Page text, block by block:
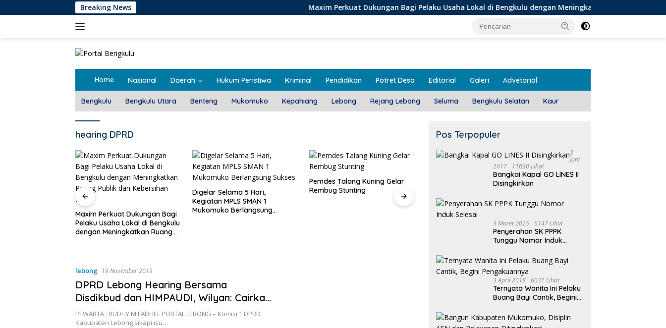
ke
Breaking News Maxim Perkuat Dukungan Bagi Pelaku Usaha Lokal di Bengkulu dengan Meningkatkan Ruang Publik dan Kebersihan
Home Nasional Daerah Hukum Peristiwa Kriminal Pendidikan Potret Desa Editorial Galeri Advetorial
Bengkulu Bengkulu Utara Benteng Mukomuko Kepahiang Lebong Rejang Lebong Seluma Bengkulu Selatan Kaur
hearing DPRD
Digelar Selama 5 Hari,
Kegiatan MPLS SMAN 1
Mukomuko Berlangsung
Sukses
Pemdes Talang Kuning Gelar
Rembug Stunting
Door To Door, 3 KPM Desa
Mekar Jaya Terima BLT-DD!
Class Meeting, Guru dan OSIS
SMAN I Mukomuko Saling
Beradu Kemampuan!
Salurkan BLT-DD Door To
Door!
lebong 19 November 2019
DPRD Lebong Hearing Bersama
Disdikbud dan HIMPAUDI, Wilyan: Cairkan
Segera Dana BOP-PAUD!
PEWARTA : RUDHY M FADHEL PORTAL LEBONG – Komisi 1 DPRD
Kabupaten Lebong sikapi isu…
Pos Terpopuler
3
Juni
2017
11030 Lihat
Bangkai Kapal GO LINES II
Disingkirkan
3 Maret 2025 6147 Lihat
Penyerahan SK PPPK
Tunggu Nomor Induk
3 April 2018 6031 Lihat
Ternyata Wanita Ini Pelaku
Buang Bayi Cantik, Begini